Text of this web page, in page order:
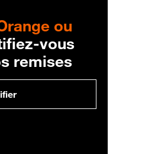
ou
vous
remises